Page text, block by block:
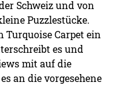
Schweiz und von
Puzzlestücke.
Turquoise Carpet ein
es und
mit auf die
an die vorgesehene